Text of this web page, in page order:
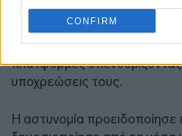
CONFIRM
ορισμένους ότι
Ίντερνετ. Η ρυθμιστική αρχή
ενημέρωσης Ofcom
πλατφόρμες υπενθυμίζοντάς
υποχρεώσεις τους.
Η αστυνομία προειδοποίησε